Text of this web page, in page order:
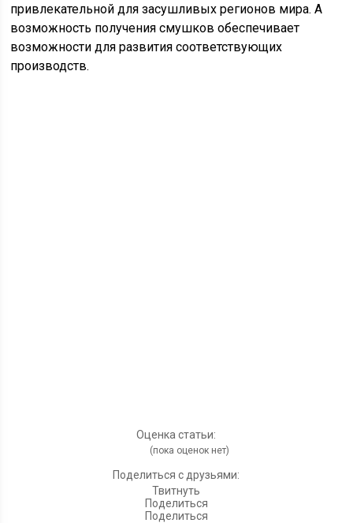
привлекательной для засушливых регионов мира. А
возможность получения смушков обеспечивает
возможности для развития соответствующих
производств.
Оценка статьи:
(пока оценок нет)
Поделиться с друзьями:
Твитнуть
Поделиться
Поделиться